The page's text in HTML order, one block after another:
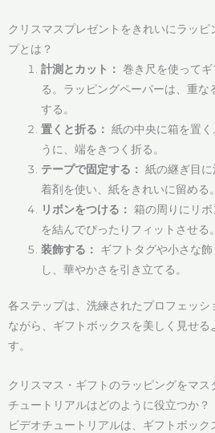
クリスマスプレゼントをきれいにラッ
プとは？
計測とカット： 巻き尺を使って
る。ラッピングペーパーは、重な
する。
置くと折る： 紙の中央に箱を置
うに、端をきつく折る。
テープで固定する： 紙の継ぎ目
着剤を使い、紙をきれいに留める。
リボンをつける： 箱の周りにリ
を結んでぴったりフィットさせる。
装飾する：
ギフトタグや小さな
し、華やかさを引き立てる。
各ステップは、洗練されたプロフェッシ
ながら、ギフトボックスを美しく見せる
す。
クリスマス・ギフトのラッピングをマス
チュートリアルはどのように役立つか？
ビデオチュートリアルは、ギフトボッ